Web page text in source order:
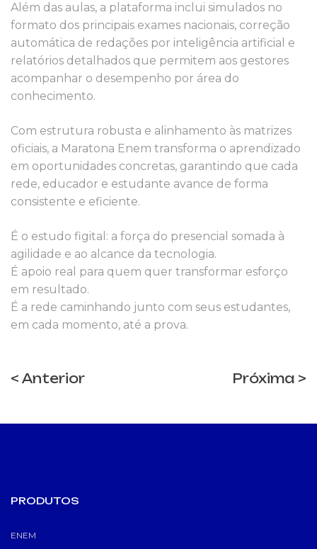
Além das aulas, a plataforma inclui simulados no
formato dos principais exames nacionais, correção
automática de redações por inteligência artificial e
relatórios detalhados que permitem aos gestores
acompanhar o desempenho por área do
conhecimento.
Com estrutura robusta e alinhamento às matrizes
oficiais, a Maratona Enem transforma o aprendizado
em oportunidades concretas, garantindo que cada
rede, educador e estudante avance de forma
consistente e eficiente.
É o estudo figital: a força do presencial somada à
agilidade e ao alcance da tecnologia.
É apoio real para quem quer transformar esforço
em resultado.
É a rede caminhando junto com seus estudantes,
em cada momento, até a prova.
< Anterior Próxima >
PRODUTOS
ENEM